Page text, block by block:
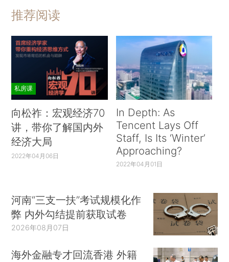
推荐阅读
私房课
向松祚：宏观经济70
讲，带你了解国内外
经济大局
2022年04月06日
In Depth: As
Tencent Lays Off
Staff, Is Its ‘Winter’
Approaching?
2022年04月01日
河南“三支一扶”考试规模化作
弊 内外勾结提前获取试卷
2026年08月07日
海外金融专才回流香港 外籍